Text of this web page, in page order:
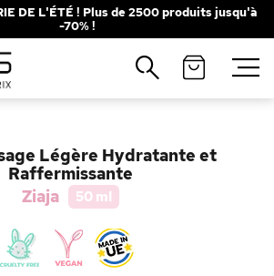
DE L'ÉTÉ ! Plus de 2500 produits jusqu'à
-70% !
Légère Hydratante et
Raffermissante
Ziaja
50 ml
Fermer
populaires
Rouge à Lèvres